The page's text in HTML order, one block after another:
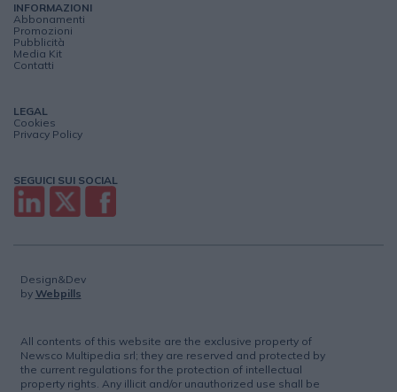
INFORMAZIONI
Abbonamenti
Promozioni
Pubblicità
Media Kit
Contatti
LEGAL
Cookies
Privacy Policy
SEGUICI SUI SOCIAL
Design&Dev
by Webpills
All contents of this website are the exclusive property of
Newsco Multipedia srl; they are reserved and protected by
the current regulations for the protection of intellectual
property rights. Any illicit and/or unauthorized use shall be